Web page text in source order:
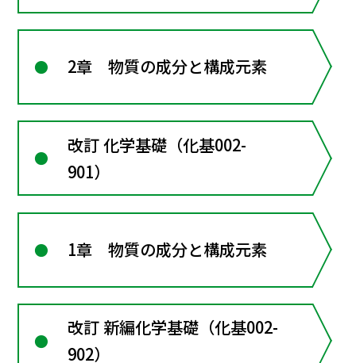
2章 物質の成分と構成元素
改訂 化学基礎（化基002-
901）
1章 物質の成分と構成元素
改訂 新編化学基礎（化基002-
902）